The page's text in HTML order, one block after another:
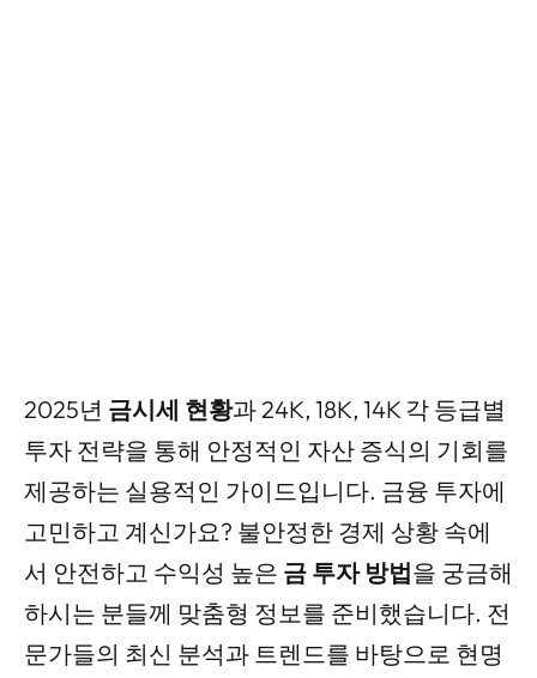
2025년 금시세 현황과 24K, 18K, 14K 각 등급별
투자 전략을 통해 안정적인 자산 증식의 기회를
제공하는 실용적인 가이드입니다. 금융 투자에
고민하고 계신가요? 불안정한 경제 상황 속에
서 안전하고 수익성 높은 금 투자 방법을 궁금해
하시는 분들께 맞춤형 정보를 준비했습니다. 전
문가들의 최신 분석과 트렌드를 바탕으로 현명